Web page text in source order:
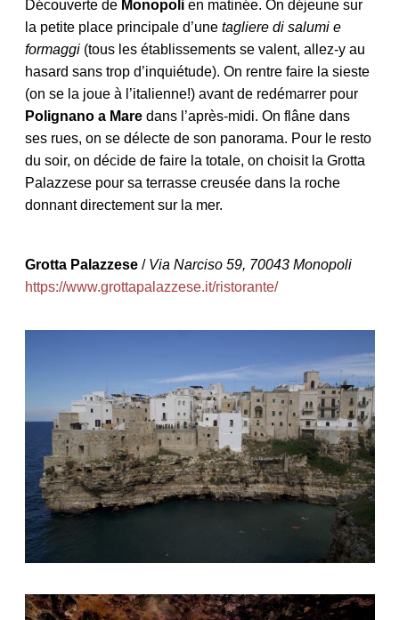
du
Notre palette
Virtuosa Venezia
Découverte de Monopolien matinée. On déjeune sur
la petite place principale d’une tagliere di salumi e
formaggi(tous les établissements se valent, allez-y au
hasard sans trop d’inquiétude). On rentre faire la sieste
(on se la joue à l’italienne!) avant de redémarrer pour
Polignano a Maredans l’après-midi. On flâne dans
ses rues, on se délecte de son panorama. Pour le resto
du soir, on décide de faire la totale, on choisit la Grotta
Palazzese pour sa terrasse creusée dans la roche
donnant directement sur la mer.
Grotta Palazzese/ Via Narciso 59, 70043 Monopoli
https://www.grottapalazzese.it/ristorante/